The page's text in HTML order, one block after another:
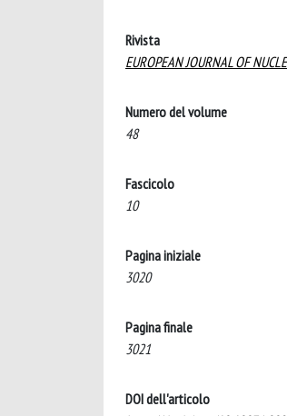
Rivista
EUROPEAN JOURNAL OF
Numero del volume
48
Fascicolo
10
Pagina iniziale
3020
Pagina finale
3021
DOI dell'articolo